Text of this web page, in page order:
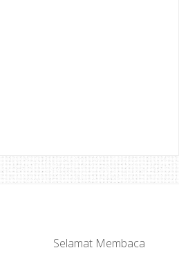
Tak Best, Sabo Je